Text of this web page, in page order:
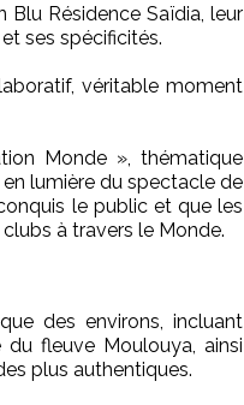
Résidence Saïdia, leur
ses spécificités.
véritable moment
Monde », thématique
lumière du spectacle de
le public et que les
à travers le Monde.
des environs, incluant
du fleuve Moulouya, ainsi
plus authentiques.